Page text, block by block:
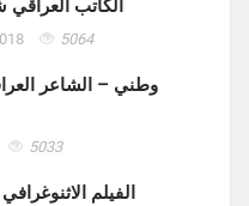
الكاتب
5064
وطني – الشاعر
5033
الفيلم